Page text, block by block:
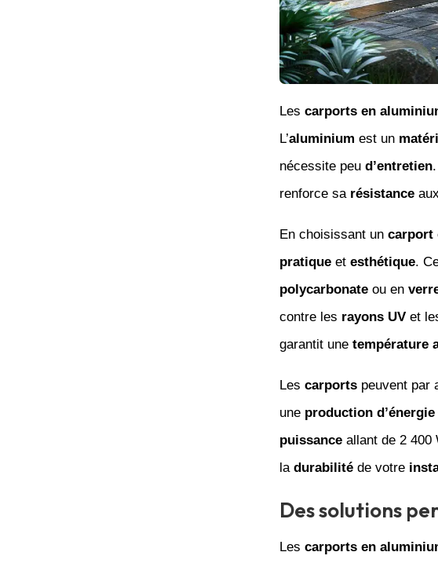
Les carports en
L’aluminium est un
nécessite peu d’entretien
renforce sa résistanceaux
En choisissant un carport
pratiqueet esthétique.
polycarbonateou en
contre les rayons UVet
garantit une température
Les carportspeuvent par
une production
puissanceallant de 2 400
la durabilitéde votre
Des solutions
Les carports en